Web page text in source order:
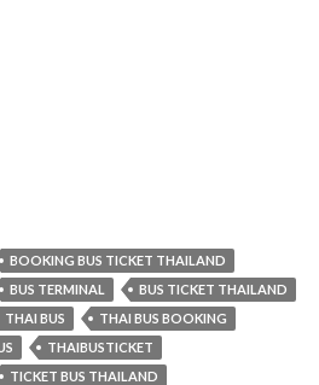
BOOKING BUS TICKET THAILAND
BUS TERMINAL
BUS TICKET THAILAND
THAI BUS
THAI BUS BOOKING
THAIBUSTICKET
TICKET BUS THAILAND